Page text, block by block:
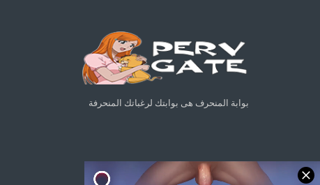
بوابة المنحرف هى بوابتك لرغباتك المنحرفة